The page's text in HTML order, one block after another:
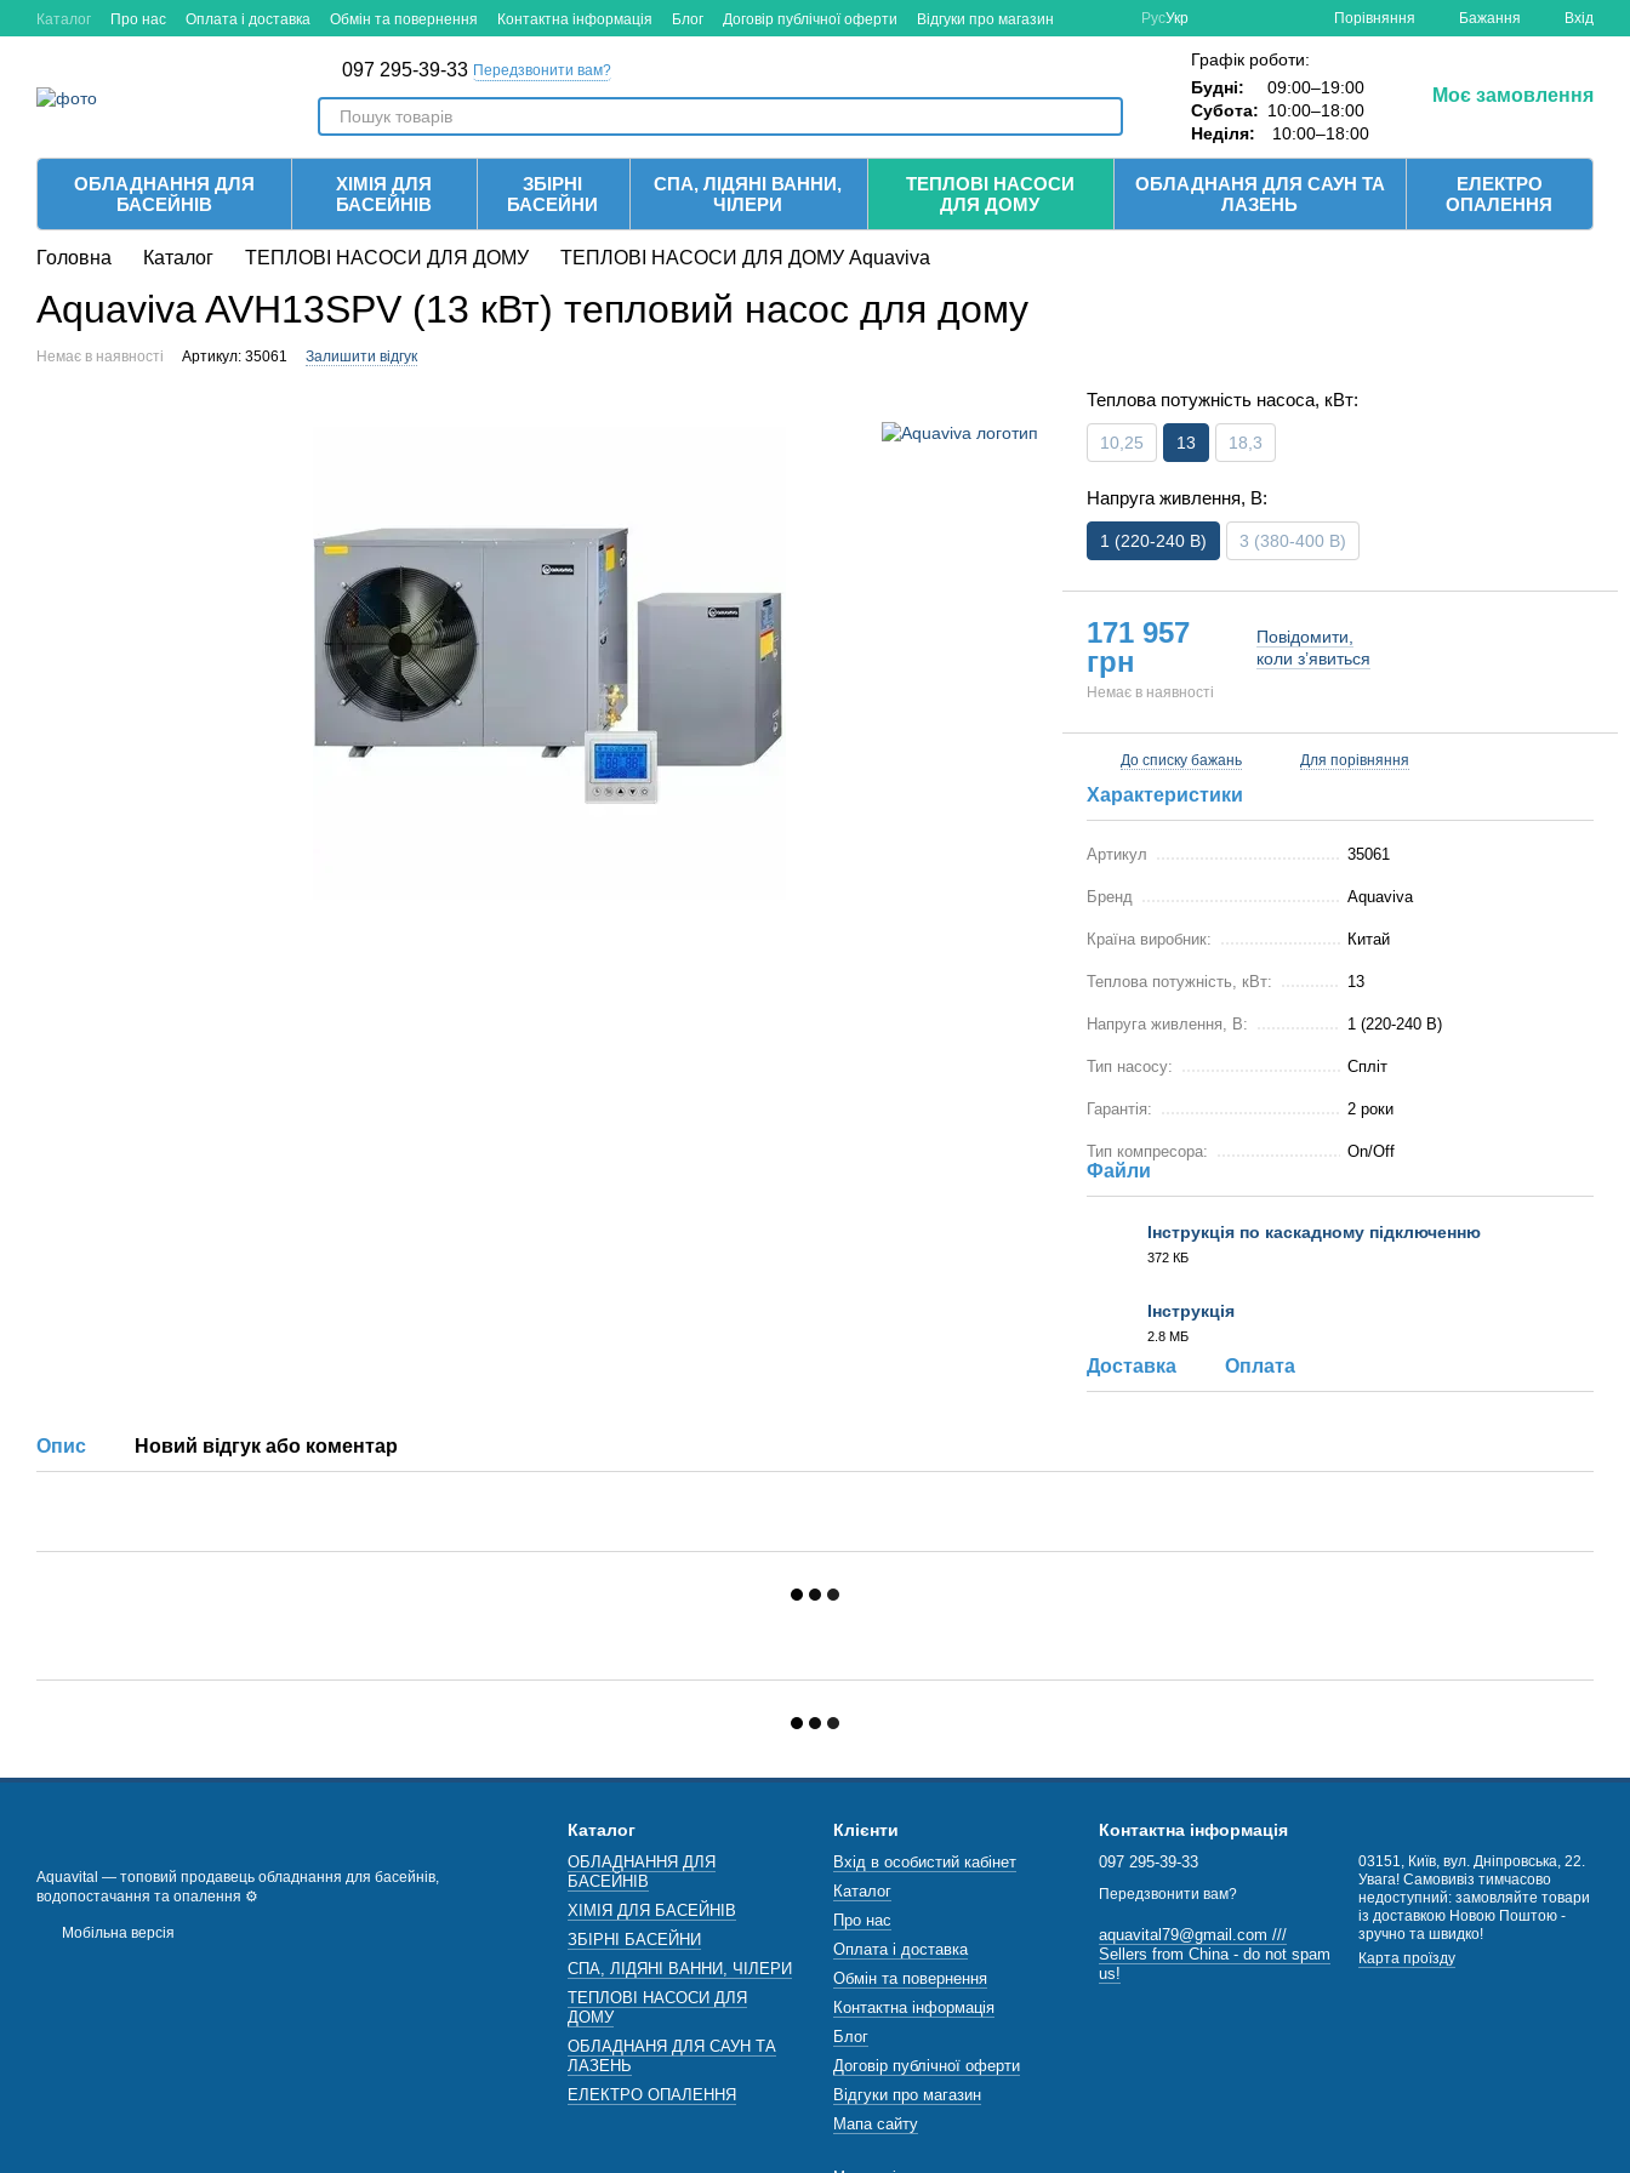
Перейти до основного контенту
Каталог Про нас Оплата і доставка Обмін та повернення Контактна інформація Блог Договір публічної оферти Відгуки про магазин РусУкр Порівняння Бажання Вхід
097 295-39-33 Передзвонити вам?
Графік роботи:
Будні:
09:00–19:00
Субота: 10:00–18:00
Неділя:
10:00–18:00
Моє замовлення
ОБЛАДНАННЯ ДЛЯ
БАСЕЙНІВ
ХІМІЯ ДЛЯ
БАСЕЙНІВ
ЗБІРНІ
БАСЕЙНИ
СПА, ЛІДЯНІ ВАННИ,
ЧІЛЕРИ
ТЕПЛОВІ НАСОСИ
ДЛЯ ДОМУ
ОБЛАДНАНЯ ДЛЯ САУН ТА
ЛАЗЕНЬ
ЕЛЕКТРО
ОПАЛЕННЯ
Головна Каталог ТЕПЛОВІ НАСОСИ ДЛЯ ДОМУ ТЕПЛОВІ НАСОСИ ДЛЯ ДОМУ Aquaviva
Aquaviva AVH13SPV (13 кВт) тепловий насос для дому
Немає в наявності Артикул: 35061 Залишити відгук
Теплова потужність насоса, кВт:
10,25 13 18,3
Напруга живлення, В:
1 (220-240 В) 3 (380-400 В)
171 957
грн
Немає в наявності
Повідомити,
коли з’явиться
До списку бажань Для порівняння
Характеристики
Артикул 35061
Бренд Aquaviva
Країна виробник: Китай
Теплова потужність, кВт: 13
Напруга живлення, В: 1 (220-240 В)
Тип насосу: Спліт
Гарантія: 2 роки
Тип компресора: On/Off
Файли
Інструкція по каскадному підключенню
372 КБ
Інструкція
2.8 МБ
Доставка Оплата
Опис Новий відгук або коментар
Aquavital — топовий продавець обладнання для басейнів,
водопостачання та опалення ⚙️
Мобільна версія
Каталог
ОБЛАДНАННЯ ДЛЯ
БАСЕЙНІВ
ХІМІЯ ДЛЯ БАСЕЙНІВ
ЗБІРНІ БАСЕЙНИ
СПА, ЛІДЯНІ ВАННИ, ЧІЛЕРИ
ТЕПЛОВІ НАСОСИ ДЛЯ
ДОМУ
ОБЛАДНАНЯ ДЛЯ САУН ТА
ЛАЗЕНЬ
ЕЛЕКТРО ОПАЛЕННЯ
Клієнти
Вхід в особистий кабінет
Каталог
Про нас
Оплата і доставка
Обмін та повернення
Контактна інформація
Блог
Договір публічної оферти
Відгуки про магазин
Мапа сайту
Контактна інформація
097 295-39-33
Передзвонити вам?
aquavital79@gmail.com ///
Sellers from China - do not spam
us!
03151, Київ, вул. Дніпровська, 22.
Увага! Самовивіз тимчасово
недоступний: замовляйте товари
із доставкою Новою Поштою -
зручно та швидко!
Карта проїзду